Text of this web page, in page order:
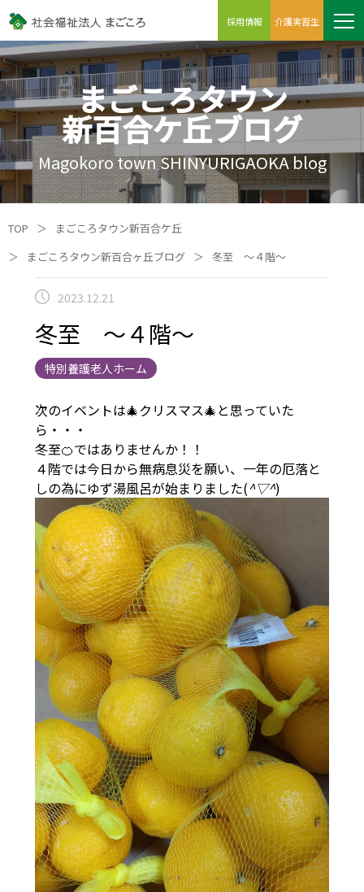
採用情報 介護実習生
まごころタウン
新百合ケ丘ブログ
Magokoro town SHINYURIGAOKA blog
TOP ＞
まごころタウン新百合ケ丘
＞
まごころタウン新百合ヶ丘ブログ ＞ 冬至 ～４階～
2023.12.21
冬至 ～４階～
特別養護老人ホーム
次のイベントは🎄クリスマス🎄と思っていた
ら・・・
冬至🍊ではありませんか！！
４階では今日から無病息災を願い、一年の厄落と
しの為にゆず湯風呂が始まりました(^▽^)